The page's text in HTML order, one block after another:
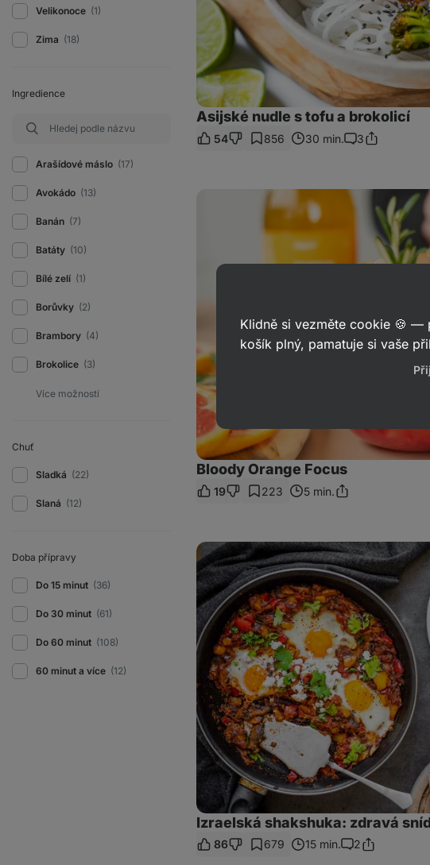
Velikonoce (1)
Zima (18)
Ingredience
Arašídové máslo (17)
Avokádo (13)
Banán (7)
Batáty (10)
Bílé zelí (1)
Borůvky (2)
Brambory (4)
Brokolice (3)
Chuť
Sladká (22)
Slaná (12)
Doba přípravy
Do 15 minut (36)
Do 30 minut (61)
Do 60 minut (108)
60 minut a více (12)
Asijské nudle s tofu a brokolicí
54 856 30 min.
Komentáře
3Sdílet
Bloody Orange Focus
19 223 5 min.Sdílet
Izraelská
shakshuka:
zdravá
snídaně
s
chutí
orientu
Izraelská shakshuka: zdravá
86 679 15 min.
Komentáře
2Sdílet
Klidně si vezměte cookie 🍪 —
košík plný, pamatuje si vaše